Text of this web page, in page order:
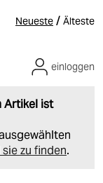
Neueste / Älteste
Artikel ist
zu finden.
einloggen